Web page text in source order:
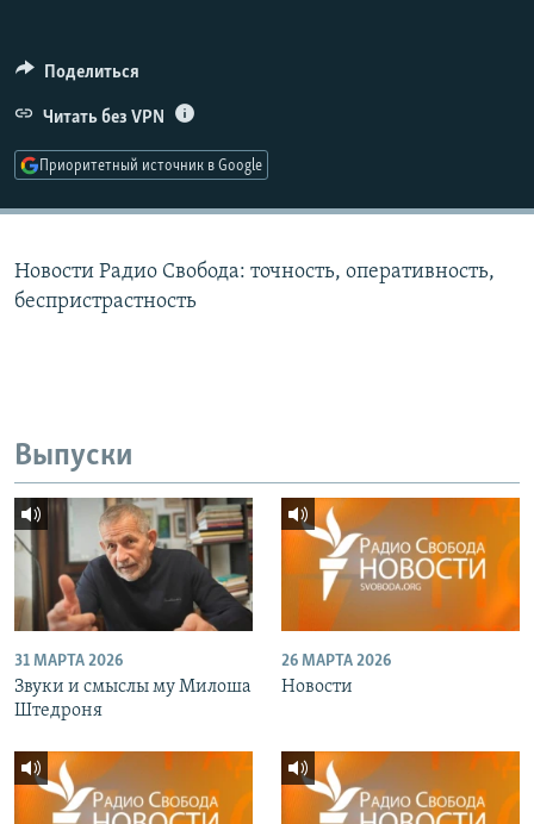
ПОДПИШИТЕСЬ НА РАССЫЛКУ
СОЦИАЛЬНЫЕ СЕТИ
Поделиться
Читать без VPN
Приоритетный источник в Google
Новости Радио Свобода: точность, оперативность,
беспристрастность
Выпуски
31 МАРТА 2026
Звуки и смыслы му Милоша
Штедроня
26 МАРТА 2026
Новости